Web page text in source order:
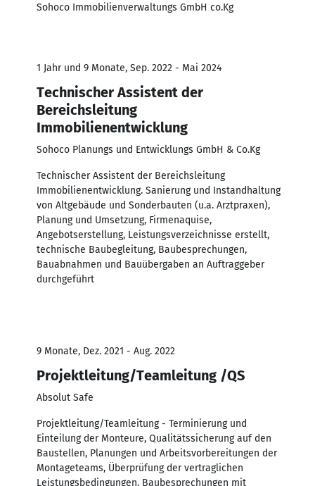
Sohoco Immobilienverwaltungs GmbH co.Kg
1 Jahr und 9 Monate, Sep. 2022 - Mai 2024
Technischer Assistent der
Bereichsleitung
Immobilienentwicklung
Sohoco Planungs und Entwicklungs GmbH & Co.Kg
Technischer Assistent der Bereichsleitung
Immobilienentwicklung. Sanierung und Instandhaltung
von Altgebäude und Sonderbauten (u.a. Arztpraxen),
Planung und Umsetzung, Firmenaquise,
Angebotserstellung, Leistungsverzeichnisse erstellt,
technische Baubegleitung, Baubesprechungen,
Bauabnahmen und Bauübergaben an Auftraggeber
durchgeführt
9 Monate, Dez. 2021 - Aug. 2022
Projektleitung/Teamleitung /QS
Absolut Safe
Projektleitung/Teamleitung - Terminierung und
Einteilung der Monteure, Qualitätssicherung auf den
Baustellen, Planungen und Arbeitsvorbereitungen der
Montageteams, Überprüfung der vertraglichen
Leistungsbedingungen, Baubesprechungen mit